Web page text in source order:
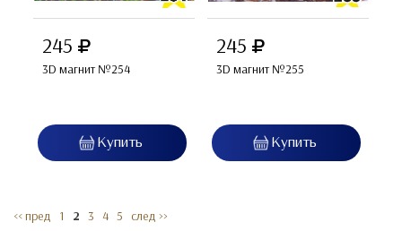
245
3D магнит №254
245
3D магнит №255
<< пред 1 2 3 4 5 след >>